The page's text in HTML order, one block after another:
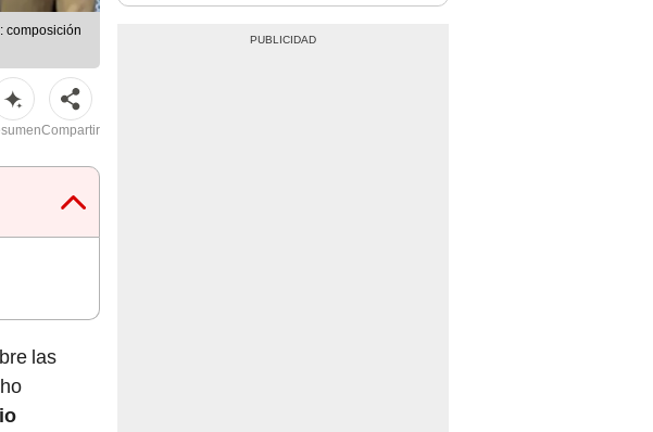
composición
Compartir
las